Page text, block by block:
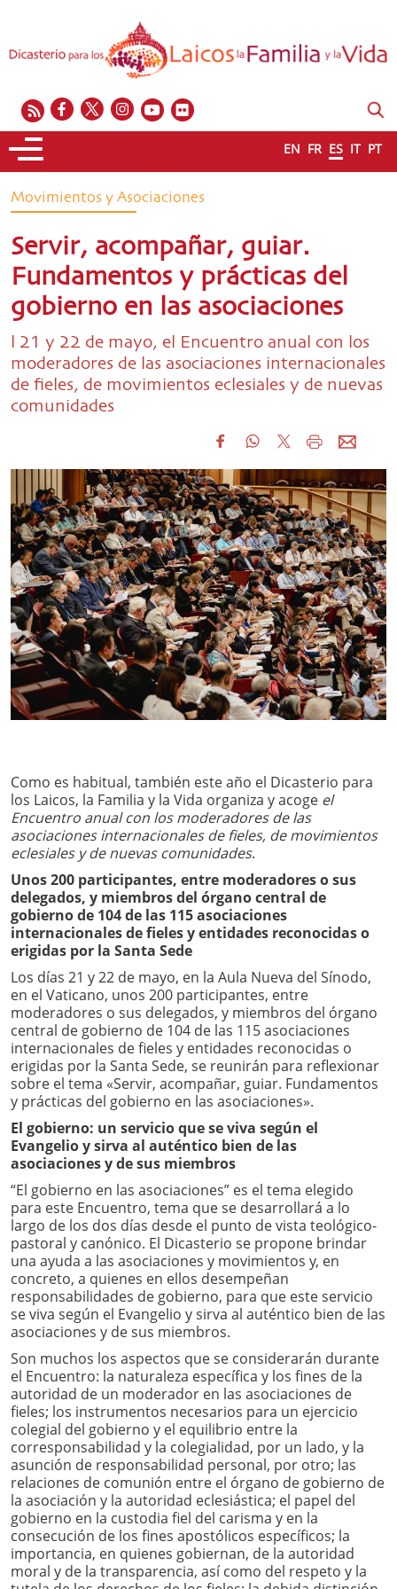
EN FR ES IT PT
Movimientos y Asociaciones
Servir, acompañar, guiar.
Fundamentos y prácticas del
gobierno en las asociaciones
l 21 y 22 de mayo, el Encuentro anual con los
moderadores de las asociaciones internacionales
de fieles, de movimientos eclesiales y de nuevas
comunidades
Como es habitual, también este año el Dicasterio para
los Laicos, la Familia y la Vida organiza y acoge el
Encuentro anual con los moderadores de las
asociaciones internacionales de fieles, de movimientos
eclesiales y de nuevas comunidades.
Unos 200 participantes, entre moderadores o sus
delegados, y miembros del órgano central de
gobierno de 104 de las 115 asociaciones
internacionales de fieles y entidades reconocidas o
erigidas por la Santa Sede
Los días 21 y 22 de mayo, en la Aula Nueva del Sínodo,
en el Vaticano, unos 200 participantes, entre
moderadores o sus delegados, y miembros del órgano
central de gobierno de 104 de las 115 asociaciones
internacionales de fieles y entidades reconocidas o
erigidas por la Santa Sede, se reunirán para reflexionar
sobre el tema «Servir, acompañar, guiar. Fundamentos
y prácticas del gobierno en las asociaciones».
El gobierno: un servicio que se viva según el
Evangelio y sirva al auténtico bien de las
asociaciones y de sus miembros
“El gobierno en las asociaciones” es el tema elegido
para este Encuentro, tema que se desarrollará a lo
largo de los dos días desde el punto de vista teológico-
pastoral y canónico. El Dicasterio se propone brindar
una ayuda a las asociaciones y movimientos y, en
concreto, a quienes en ellos desempeñan
responsabilidades de gobierno, para que este servicio
se viva según el Evangelio y sirva al auténtico bien de las
asociaciones y de sus miembros.
Son muchos los aspectos que se considerarán durante
el Encuentro: la naturaleza específica y los fines de la
autoridad de un moderador en las asociaciones de
fieles; los instrumentos necesarios para un ejercicio
colegial del gobierno y el equilibrio entre la
corresponsabilidad y la colegialidad, por un lado, y la
asunción de responsabilidad personal, por otro; las
relaciones de comunión entre el órgano de gobierno de
la asociación y la autoridad eclesiástica; el papel del
gobierno en la custodia fiel del carisma y en la
consecución de los fines apostólicos específicos; la
importancia, en quienes gobiernan, de la autoridad
moral y de la transparencia, así como del respeto y la